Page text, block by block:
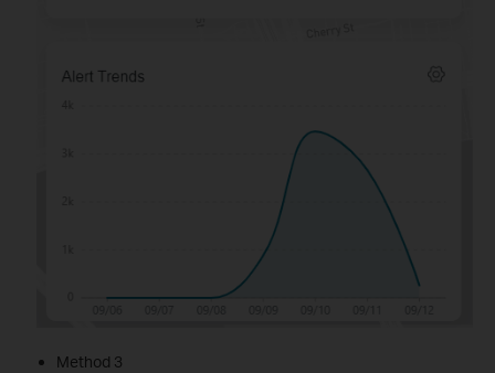
Method 3